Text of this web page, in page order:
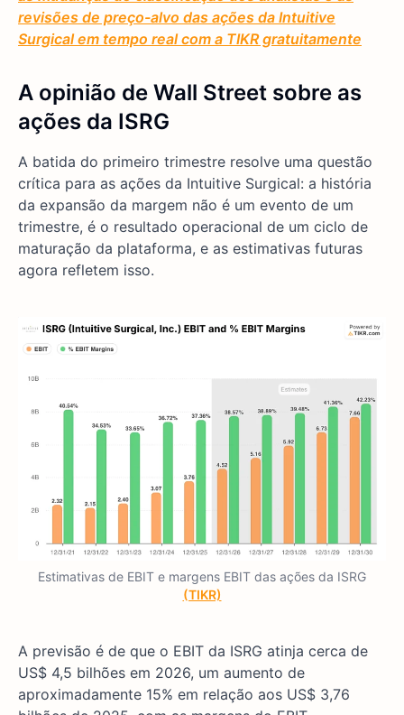
revisões de preço-alvo das ações da Intuitive
Surgical em tempo real com a TIKR gratuitamente
A opinião de Wall Street sobre as
ações da ISRG
A batida do primeiro trimestre resolve uma questão
crítica para as ações da Intuitive Surgical: a história
da expansão da margem não é um evento de um
trimestre, é o resultado operacional de um ciclo de
maturação da plataforma, e as estimativas futuras
agora refletem isso.
Estimativas de EBIT e margens EBIT das ações da ISRG
(TIKR)
A previsão é de que o EBIT da ISRG atinja cerca de
US$ 4,5 bilhões em 2026, um aumento de
aproximadamente 15% em relação aos US$ 3,76